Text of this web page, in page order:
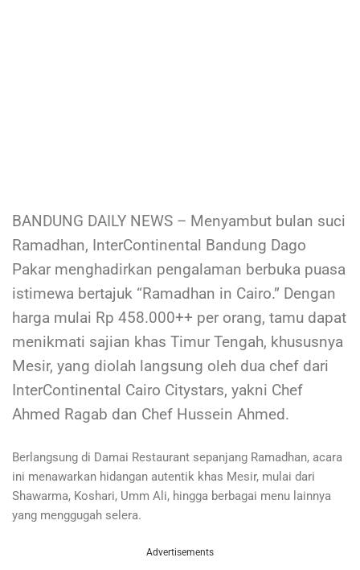
BANDUNG DAILY NEWS – Menyambut bulan suci
Ramadhan, InterContinental Bandung Dago
Pakar menghadirkan pengalaman berbuka puasa
istimewa bertajuk “Ramadhan in Cairo.” Dengan
harga mulai Rp 458.000++ per orang, tamu dapat
menikmati sajian khas Timur Tengah, khususnya
Mesir, yang diolah langsung oleh dua chef dari
InterContinental Cairo Citystars, yakni Chef
Ahmed Ragab dan Chef Hussein Ahmed.
Berlangsung di Damai Restaurant sepanjang Ramadhan, acara
ini menawarkan hidangan autentik khas Mesir, mulai dari
Shawarma, Koshari, Umm Ali, hingga berbagai menu lainnya
yang menggugah selera.
Advertisements